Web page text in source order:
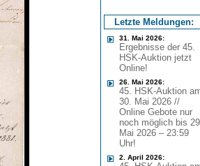
Letzte Meldungen:
31. Mai 2026:
Ergebnisse der 45.
HSK-Auktion jetzt
Online!
26. Mai 2026:
45. HSK-Auktion
30. Mai 2026 //
Online Gebote nur
noch möglich bis
Mai 2026 – 23:59
Uhr!
2. April 2026: